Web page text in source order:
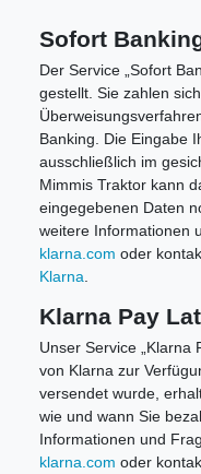
Sofort
Der Service „Sofort
gestellt. Sie zahlen
Banking. Die Eingabe
ausschließlich im
Mimmis Traktor kann
eingegebenen Daten
weitere Informationen
klarna.com oder
Klarna
Klarna Pay
Unser Service „Klarna
von Klarna zur
versendet wurde,
wie und wann Sie
Informationen und
klarna.com oder